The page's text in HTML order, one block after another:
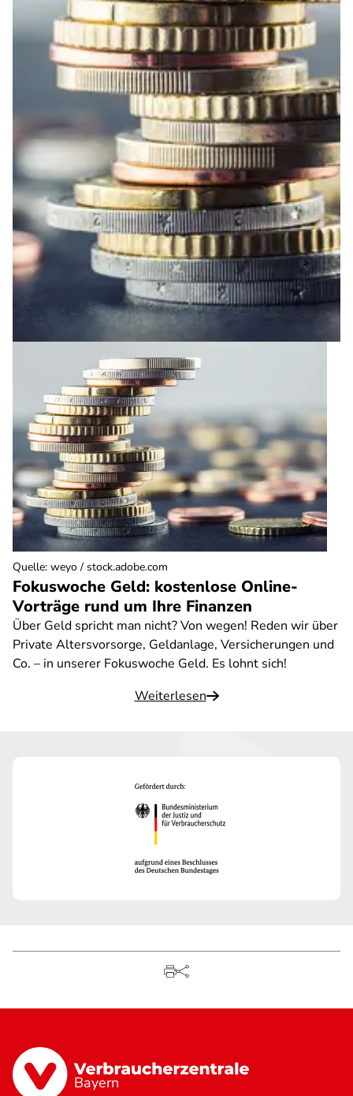
Fokuswoche Geld: kostenlose Online-
Vorträge rund um Ihre Finanzen
Über Geld spricht man nicht? Von wegen! Reden wir über
Private Altersvorsorge, Geldanlage, Versicherungen und
Co. – in unserer Fokuswoche Geld. Es lohnt sich!
Weiterlesen
Quelle: weyo / stock.adobe.com
Bayern